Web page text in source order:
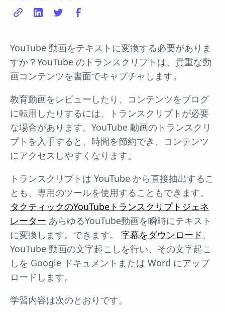
YouTube 動画をテキストに変換する必要がありま
すか？YouTube のトランスクリプトは、貴重な動
画コンテンツを書面でキャプチャします。
教育動画をレビューしたり、コンテンツをブログ
に転用したりするには、トランスクリプトが必要
な場合があります。YouTube 動画のトランスクリ
プトを入手すると、時間を節約でき、コンテンツ
にアクセスしやすくなります。
トランスクリプトは YouTube から直接抽出するこ
とも、専用のツールを使用することもできます。
タクティックのYouTubeトランスクリプトジェネ
レーター あらゆるYouTube動画を瞬時にテキスト
に変換します。できます。 字幕をダウンロード、
YouTube 動画の文字起こしを行い、その文字起こ
しを Google ドキュメントまたは Word にアップ
ロードします。
学習内容は次のとおりです。